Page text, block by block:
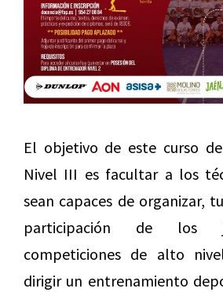
El objetivo de este curso
Nivel III es facultar a los
sean capaces de organizar,
participación de los
competiciones de alto
dirigir un entrenamiento